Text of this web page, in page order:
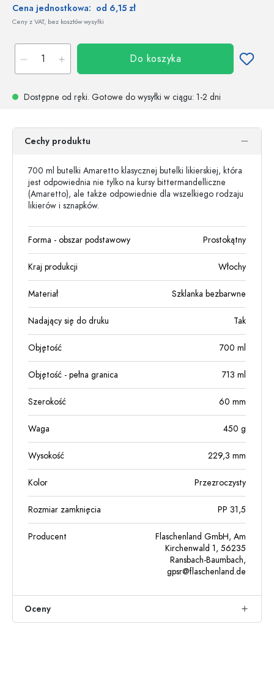
Cena jednostkowa: od 6,15 zł
Ceny z VAT, bez kosztów wysyłki
Do koszyka
Dostępne od ręki. Gotowe do wysyłki w ciągu: 1-2 dni
Cechy produktu
700 ml butelki Amaretto klasycznej butelki likierskiej, która
jest odpowiednia nie tylko na kursy bittermandelliczne
(Amaretto), ale także odpowiednie dla wszelkiego rodzaju
likierów i sznapków.
Forma - obszar podstawowy Prostokątny
Kraj produkcji Włochy
Materiał Szklanka bezbarwne
Nadający się do druku Tak
Objętość 700 ml
Objętość - pełna granica 713 ml
Szerokość 60 mm
Waga 450 g
Wysokość 229,3 mm
Kolor Przezroczysty
Rozmiar zamknięcia PP 31,5
Producent
Flaschenland GmbH, Am
Kirchenwald 1, 56235
Ransbach-Baumbach,
gpsr@flaschenland.de
Oceny